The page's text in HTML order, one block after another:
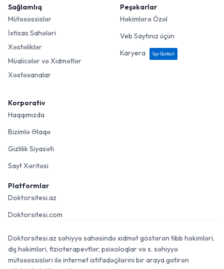
Sağlamlıq
Mütəxəssislər
İxtisas Sahələri
Xəstəliklər
Müalicələr və Xidmətlər
Xəstəxanalar
Peşəkarlar
Həkimlərə Özəl
Veb Saytınız üçün
Karyera
İşə Qəbul
Korporativ
Haqqımızda
Bizimlə Əlaqə
Gizlilik Siyasəti
Sayt Xəritəsi
Platformlar
Doktorsitesi.az
Doktorsitesi.com
Doktorsitesi.az səhiyyə sahəsində xidmət göstərən tibb həkimləri,
diş həkimləri, fizioterapevtlər, psixoloqlar və s. səhiyyə
mütəxəssisləri ilə internet istifadəçilərini bir araya gətirən